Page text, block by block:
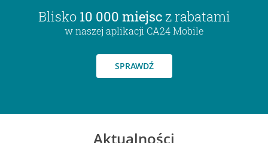
Blisko 10 000 miejsc z rabatami
w naszej aplikacji CA24 Mobile
SPRAWDŹ
Aktualności